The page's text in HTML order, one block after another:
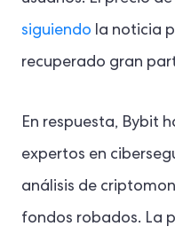
siguiendo la noticia
recuperado gran
En respuesta, Bybit
expertos en
análisis de
fondos robados. La